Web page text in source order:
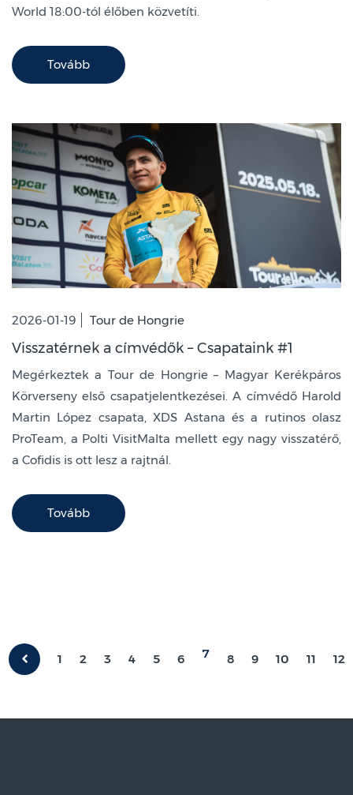
World 18:00-tól élőben közvetíti.
Tovább
2026-01-19 Tour de Hongrie
Visszatérnek a címvédők – Csapataink #1
Megérkeztek a Tour de Hongrie – Magyar Kerékpáros
Körverseny első csapatjelentkezései. A címvédő Harold
Martin López csapata, XDS Astana és a rutinos olasz
ProTeam, a Polti VisitMalta mellett egy nagy visszatérő,
a Cofidis is ott lesz a rajtnál.
Tovább
1 2 3 4 5 6 7 8 9 10 11 12